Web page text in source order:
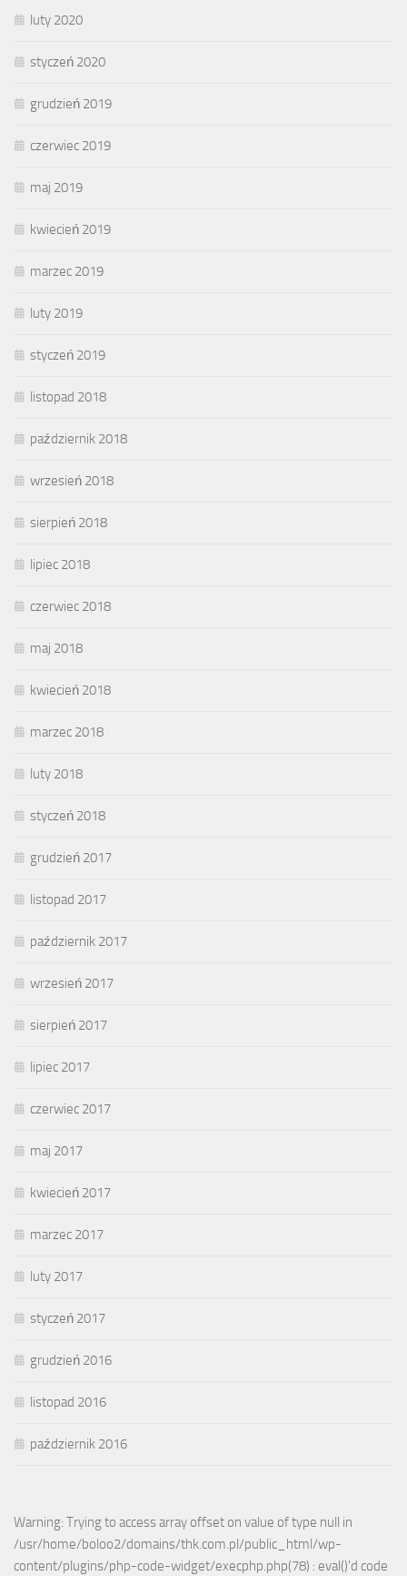
luty 2020
styczeń 2020
grudzień 2019
czerwiec 2019
maj 2019
kwiecień 2019
marzec 2019
luty 2019
styczeń 2019
listopad 2018
październik 2018
wrzesień 2018
sierpień 2018
lipiec 2018
czerwiec 2018
maj 2018
kwiecień 2018
marzec 2018
luty 2018
styczeń 2018
grudzień 2017
listopad 2017
październik 2017
wrzesień 2017
sierpień 2017
lipiec 2017
czerwiec 2017
maj 2017
kwiecień 2017
marzec 2017
luty 2017
styczeń 2017
grudzień 2016
listopad 2016
październik 2016
Warning: Trying to access array offset on value of type null in
/usr/home/boloo2/domains/thk.com.pl/public_html/wp-
content/plugins/php-code-widget/execphp.php(78) : eval()'d code